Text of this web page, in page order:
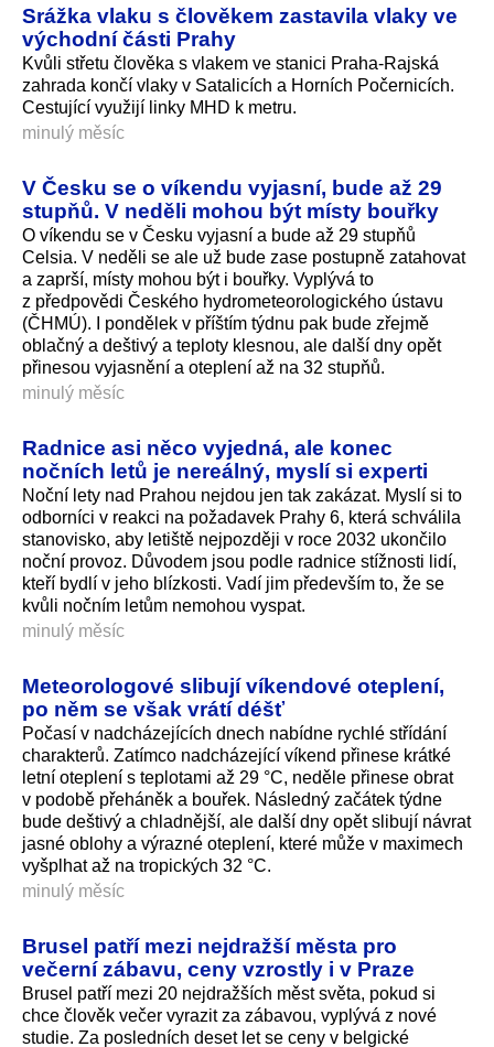
Srážka vlaku s člověkem zastavila vlaky ve
východní části Prahy
Kvůli střetu člověka s vlakem ve stanici Praha-Rajská
zahrada končí vlaky v Satalicích a Horních Počernicích.
Cestující využijí linky MHD k metru.
minulý měsíc
V Česku se o víkendu vyjasní, bude až 29
stupňů. V neděli mohou být místy bouřky
O víkendu se v Česku vyjasní a bude až 29 stupňů
Celsia. V neděli se ale už bude zase postupně zatahovat
a zaprší, místy mohou být i bouřky. Vyplývá to
z předpovědi Českého hydrometeorolo­gického ústavu
(ČHMÚ). I pondělek v příštím týdnu pak bude zřejmě
oblačný a deštivý a teploty klesnou, ale další dny opět
přinesou vyjasnění a oteplení až na 32 stupňů.
minulý měsíc
Radnice asi něco vyjedná, ale konec
nočních letů je nereálný, myslí si experti
Noční lety nad Prahou nejdou jen tak zakázat. Myslí si to
odborníci v reakci na požadavek Prahy 6, která schválila
stanovisko, aby letiště nejpozději v roce 2032 ukončilo
noční provoz. Důvodem jsou podle radnice stížnosti lidí,
kteří bydlí v jeho blízkosti. Vadí jim především to, že se
kvůli nočním letům nemohou vyspat.
minulý měsíc
Meteorologové slibují víkendové oteplení,
po něm se však vrátí déšť
Počasí v nadcházejících dnech nabídne rychlé střídání
charakterů. Zatímco nadcházející víkend přinese krátké
letní oteplení s teplotami až 29 °C, neděle přinese obrat
v podobě přeháněk a bouřek. Následný začátek týdne
bude deštivý a chladnější, ale další dny opět slibují návrat
jasné oblohy a výrazné oteplení, které může v maximech
vyšplhat až na tropických 32 °C.
minulý měsíc
Brusel patří mezi nejdražší města pro
večerní zábavu, ceny vzrostly i v Praze
Brusel patří mezi 20 nejdražších měst světa, pokud si
chce člověk večer vyrazit za zábavou, vyplývá z nové
studie. Za posledních deset let se ceny v belgické